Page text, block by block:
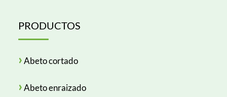
PRODUCTOS
›Abeto cortado
›Abeto enraizado